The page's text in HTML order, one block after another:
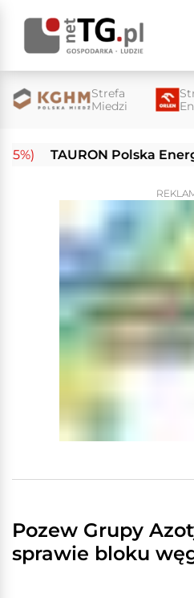
Strefa
Miedzi
TAURON Polska Energia
Pozew Grupy
sprawie bloku